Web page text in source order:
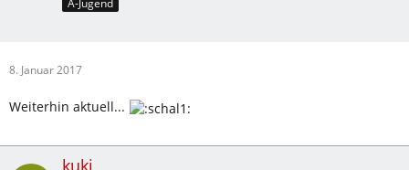
A-Jugend
8. Januar 2017
Weiterhin aktuell...
kuki